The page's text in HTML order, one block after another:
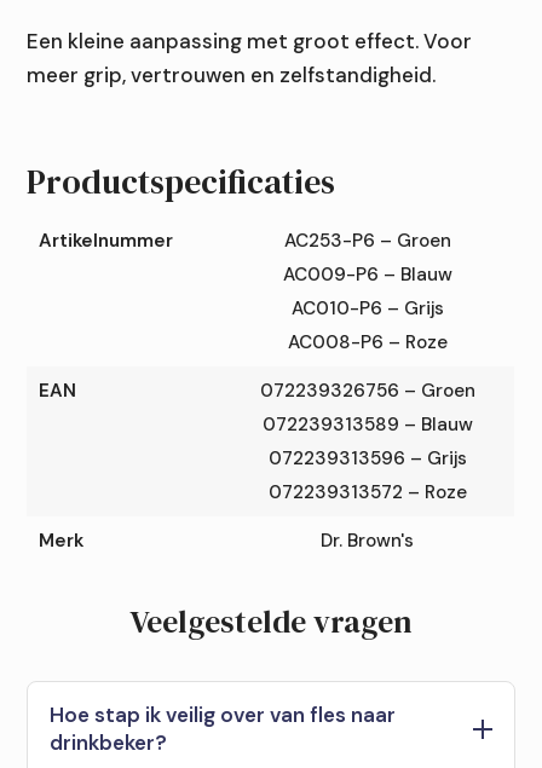
Een kleine aanpassing met groot effect. Voor
meer grip, vertrouwen en zelfstandigheid.
Productspecificaties
Artikelnummer
AC253-P6 – Groen
AC009-P6 – Blauw
AC010-P6 – Grijs
AC008-P6 – Roze
EAN
072239326756 – Groen
072239313589 – Blauw
072239313596 – Grijs
072239313572 – Roze
Merk
Dr. Brown's
Veelgestelde vragen
Hoe stap ik veilig over van fles naar
drinkbeker?